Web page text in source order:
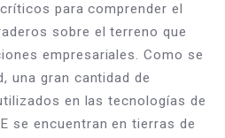
para comprender el
sobre el terreno que
empresariales. Como se
una gran cantidad de
en las tecnologías de
se encuentran en tierras de